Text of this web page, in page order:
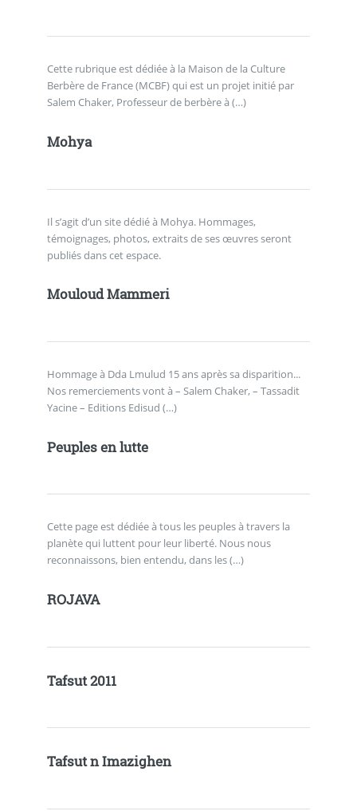
Cette rubrique est dédiée à la Maison de la Culture
Berbère de France (MCBF) qui est un projet initié par
Salem Chaker, Professeur de berbère à (…)
Mohya
Il s’agit d’un site dédié à Mohya. Hommages,
témoignages, photos, extraits de ses œuvres seront
publiés dans cet espace.
Mouloud Mammeri
Hommage à Dda Lmulud 15 ans après sa disparition...
Nos remerciements vont à – Salem Chaker, – Tassadit
Yacine – Editions Edisud (…)
Peuples en lutte
Cette page est dédiée à tous les peuples à travers la
planète qui luttent pour leur liberté. Nous nous
reconnaissons, bien entendu, dans les (…)
ROJAVA
Tafsut 2011
Tafsut n Imazighen